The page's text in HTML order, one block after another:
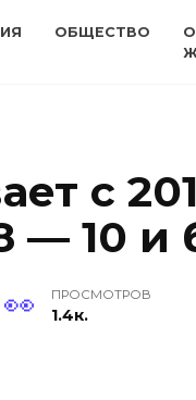
ОБЩЕСТВО
с
10 и
ПРОСМОТРОВ
1.4к.